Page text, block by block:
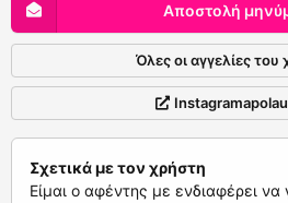
Αποστολή
Όλες οι αγγελίες του
Σχετικά με τον χρήστη
Είμαι ο αφέντης με ενδιαφέρει να